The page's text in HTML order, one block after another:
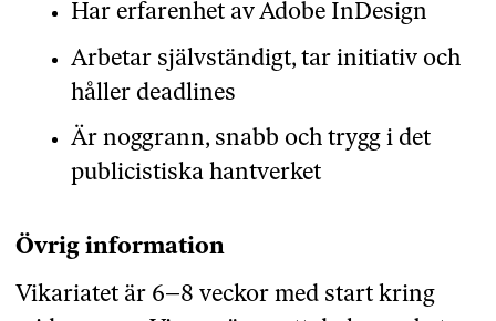
Har erfarenhet av Adobe InDesign
Arbetar självständigt, tar initiativ och
håller deadlines
Är noggrann, snabb och trygg i det
publicistiska hantverket
Övrig information
Vikariatet är 6–8 veckor med start kring